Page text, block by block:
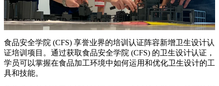
食品安全学院 (CFS) 享誉业界的培训认证阵容新增卫生设计认
证培训项目。通过获取食品安全学院 (CFS) 的卫生设计认证，
学员可以掌握在食品加工环境中如何运用和优化卫生设计的工
具和技能。